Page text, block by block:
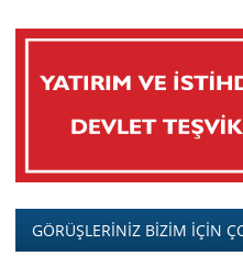
GÖRÜŞLERİNİZ BİZİM İÇİN